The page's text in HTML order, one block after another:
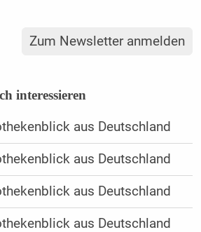
Zum Newsletter anmelden
interessieren
aus Deutschland
aus Deutschland
aus Deutschland
aus Deutschland